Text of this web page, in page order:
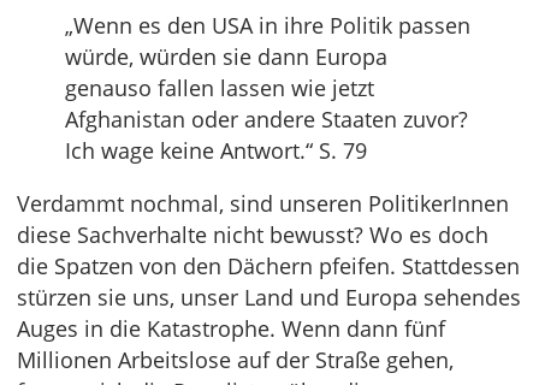
„Wenn es den USA in ihre Politik passen
würde, würden sie dann Europa
genauso fallen lassen wie jetzt
Afghanistan oder andere Staaten zuvor?
Ich wage keine Antwort.“ S. 79
Verdammt nochmal, sind unseren PolitikerInnen
diese Sachverhalte nicht bewusst? Wo es doch
die Spatzen von den Dächern pfeifen. Stattdessen
stürzen sie uns, unser Land und Europa sehendes
Auges in die Katastrophe. Wenn dann fünf
Millionen Arbeitslose auf der Straße gehen,